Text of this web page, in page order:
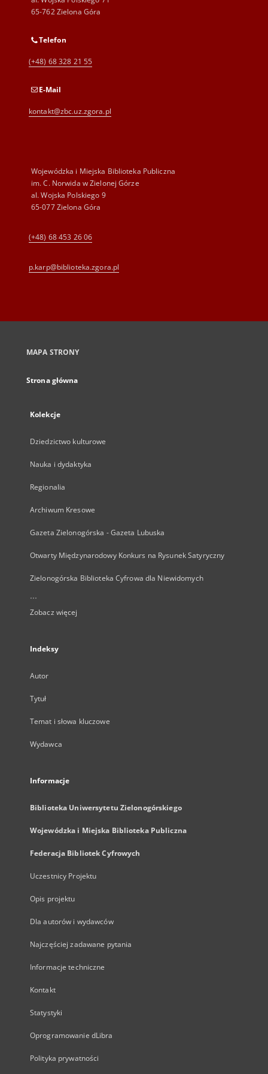
65-762 Zielona Góra
Telefon
(+48) 68 328 21 55
E-Mail
kontakt@zbc.uz.zgora.pl
Wojewódzka i Miejska Biblioteka Publiczna
im. C. Norwida w Zielonej Górze
al. Wojska Polskiego 9
65-077 Zielona Góra
(+48) 68 453 26 06
p.karp@biblioteka.zgora.pl
MAPA STRONY
Strona główna
Kolekcje
Dziedzictwo kulturowe
Nauka i dydaktyka
Regionalia
Archiwum Kresowe
Gazeta Zielonogórska - Gazeta Lubuska
Otwarty Międzynarodowy Konkurs na Rysunek Satyryczny
Zielonogórska Biblioteka Cyfrowa dla Niewidomych
...
Zobacz więcej
Indeksy
Autor
Tytuł
Temat i słowa kluczowe
Wydawca
Informacje
Biblioteka Uniwersytetu Zielonogórskiego
Wojewódzka i Miejska Biblioteka Publiczna
Federacja Bibliotek Cyfrowych
Uczestnicy Projektu
Opis projektu
Dla autorów i wydawców
Najczęściej zadawane pytania
Informacje techniczne
Kontakt
Statystyki
Oprogramowanie dLibra
Polityka prywatności